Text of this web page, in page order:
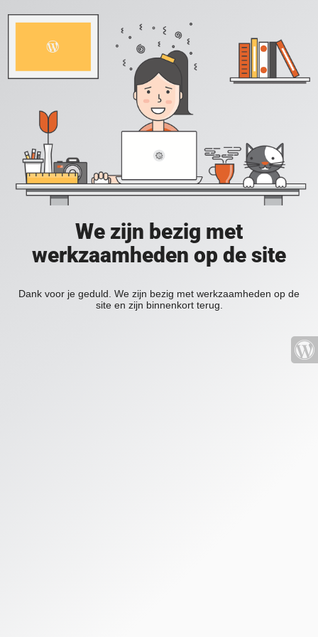
We zijn bezig met
werkzaamheden op de site
Dank voor je geduld. We zijn bezig met werkzaamheden op de
site en zijn binnenkort terug.